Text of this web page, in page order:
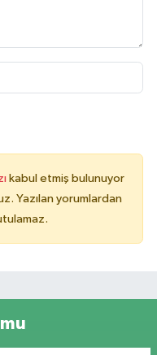
kabul etmiş bulunuyor
Yazılan yorumlardan